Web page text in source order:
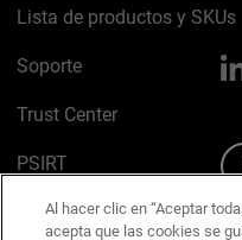
Lista de productos y SKUs
Soporte
Trust Center
PSIRT
Política de cookies
Al hacer clic en “Aceptar
acepta que las cookies se